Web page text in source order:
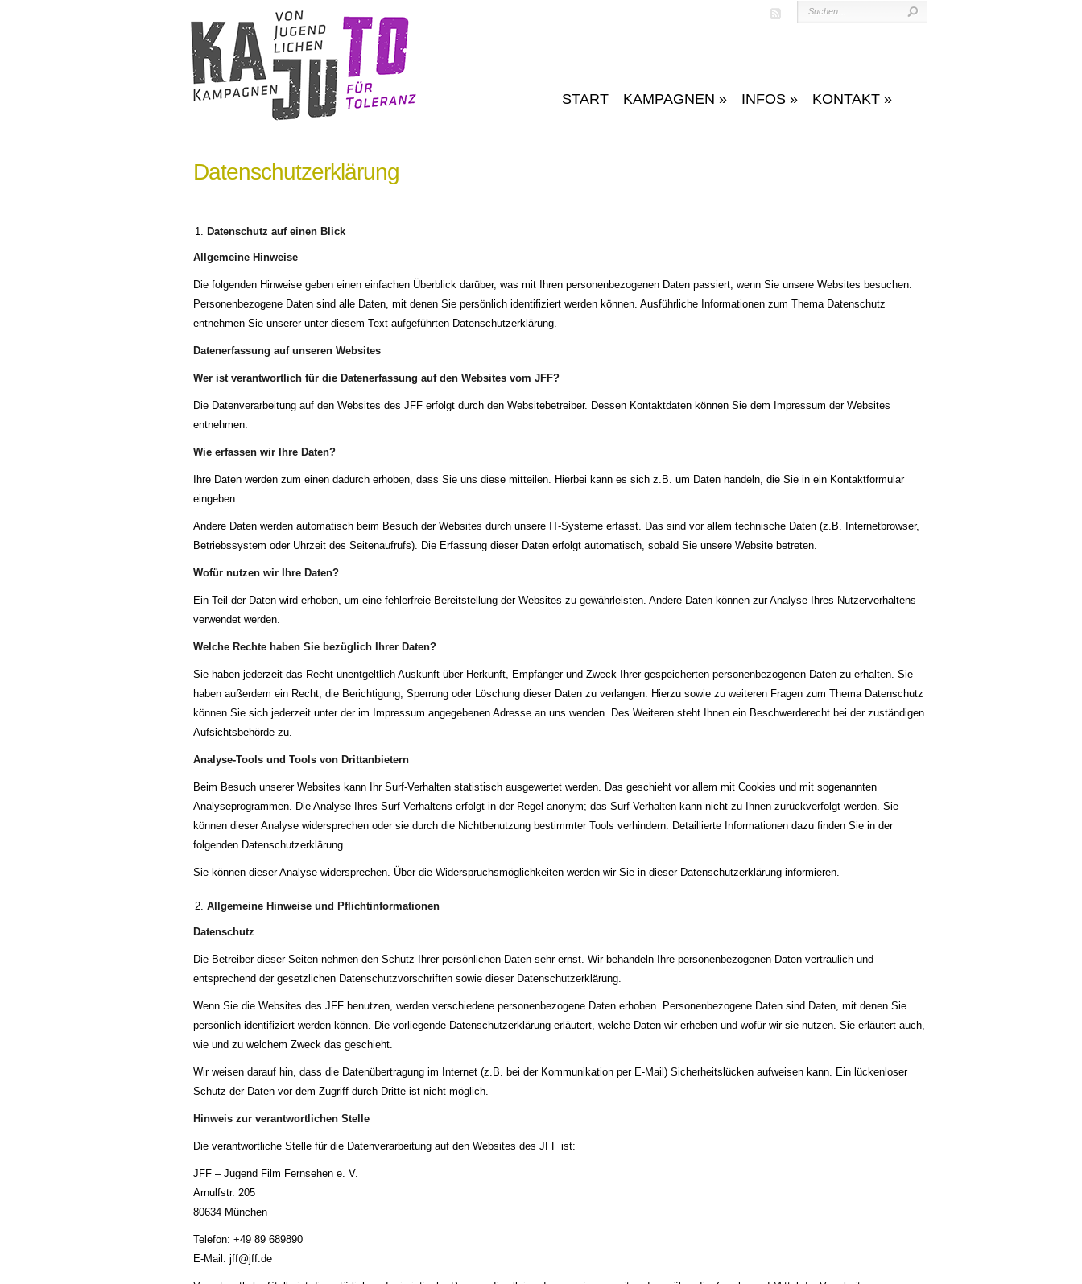
START KAMPAGNEN » INFOS » KONTAKT »
Datenschutzerklärung
Datenschutz auf einen Blick
Allgemeine Hinweise
Die folgenden Hinweise geben einen einfachen Überblick darüber, was mit Ihren personenbezogenen Daten passiert, wenn Sie unsere Websites besuchen.
Personenbezogene Daten sind alle Daten, mit denen Sie persönlich identifiziert werden können. Ausführliche Informationen zum Thema Datenschutz
entnehmen Sie unserer unter diesem Text aufgeführten Datenschutzerklärung.
Datenerfassung auf unseren Websites
Wer ist verantwortlich für die Datenerfassung auf den Websites vom JFF?
Die Datenverarbeitung auf den Websites des JFF erfolgt durch den Websitebetreiber. Dessen Kontaktdaten können Sie dem Impressum der Websites
entnehmen.
Wie erfassen wir Ihre Daten?
Ihre Daten werden zum einen dadurch erhoben, dass Sie uns diese mitteilen. Hierbei kann es sich z.B. um Daten handeln, die Sie in ein Kontaktformular
eingeben.
Andere Daten werden automatisch beim Besuch der Websites durch unsere IT-Systeme erfasst. Das sind vor allem technische Daten (z.B. Internetbrowser,
Betriebssystem oder Uhrzeit des Seitenaufrufs). Die Erfassung dieser Daten erfolgt automatisch, sobald Sie unsere Website betreten.
Wofür nutzen wir Ihre Daten?
Ein Teil der Daten wird erhoben, um eine fehlerfreie Bereitstellung der Websites zu gewährleisten. Andere Daten können zur Analyse Ihres Nutzerverhaltens
verwendet werden.
Welche Rechte haben Sie bezüglich Ihrer Daten?
Sie haben jederzeit das Recht unentgeltlich Auskunft über Herkunft, Empfänger und Zweck Ihrer gespeicherten personenbezogenen Daten zu erhalten. Sie
haben außerdem ein Recht, die Berichtigung, Sperrung oder Löschung dieser Daten zu verlangen. Hierzu sowie zu weiteren Fragen zum Thema Datenschutz
können Sie sich jederzeit unter der im Impressum angegebenen Adresse an uns wenden. Des Weiteren steht Ihnen ein Beschwerderecht bei der zuständigen
Aufsichtsbehörde zu.
Analyse-Tools und Tools von Drittanbietern
Beim Besuch unserer Websites kann Ihr Surf-Verhalten statistisch ausgewertet werden. Das geschieht vor allem mit Cookies und mit sogenannten
Analyseprogrammen. Die Analyse Ihres Surf-Verhaltens erfolgt in der Regel anonym; das Surf-Verhalten kann nicht zu Ihnen zurückverfolgt werden. Sie
können dieser Analyse widersprechen oder sie durch die Nichtbenutzung bestimmter Tools verhindern. Detaillierte Informationen dazu finden Sie in der
folgenden Datenschutzerklärung.
Sie können dieser Analyse widersprechen. Über die Widerspruchsmöglichkeiten werden wir Sie in dieser Datenschutzerklärung informieren.
Allgemeine Hinweise und Pflichtinformationen
Datenschutz
Die Betreiber dieser Seiten nehmen den Schutz Ihrer persönlichen Daten sehr ernst. Wir behandeln Ihre personenbezogenen Daten vertraulich und
entsprechend der gesetzlichen Datenschutzvorschriften sowie dieser Datenschutzerklärung.
Wenn Sie die Websites des JFF benutzen, werden verschiedene personenbezogene Daten erhoben. Personenbezogene Daten sind Daten, mit denen Sie
persönlich identifiziert werden können. Die vorliegende Datenschutzerklärung erläutert, welche Daten wir erheben und wofür wir sie nutzen. Sie erläutert auch,
wie und zu welchem Zweck das geschieht.
Wir weisen darauf hin, dass die Datenübertragung im Internet (z.B. bei der Kommunikation per E-Mail) Sicherheitslücken aufweisen kann. Ein lückenloser
Schutz der Daten vor dem Zugriff durch Dritte ist nicht möglich.
Hinweis zur verantwortlichen Stelle
Die verantwortliche Stelle für die Datenverarbeitung auf den Websites des JFF ist:
JFF – Jugend Film Fernsehen e. V.
Arnulfstr. 205
80634 München
Telefon: +49 89 689890
E-Mail: jff@jff.de